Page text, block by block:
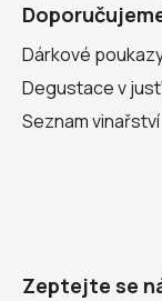
Dárkové
Degustace v
Seznam vinařství
Zeptejte se